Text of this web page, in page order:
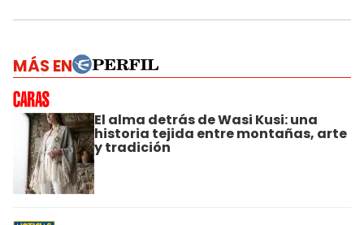
MÁS EN
El alma detrás de Wasi Kusi: una
historia tejida entre montañas, arte
y tradición